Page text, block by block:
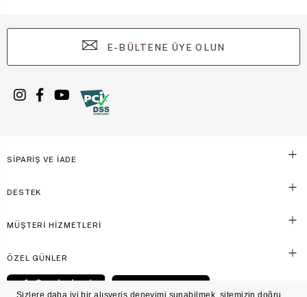
E-BÜLTENE ÜYE OLUN
SİPARİŞ VE İADE
DESTEK
MÜŞTERİ HİZMETLERİ
ÖZEL GÜNLER